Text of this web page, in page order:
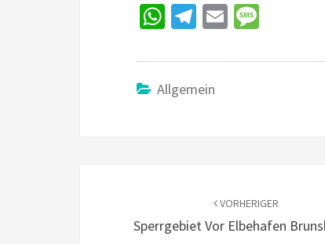
W
at
sA
Te
gr
a
E
ai sa
Allgemein
VORHERIGER
Sperrgebiet Vor Elbehafen